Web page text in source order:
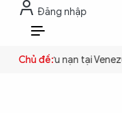
Đăng nhập
VI
Chủ đề:
hộ, cứu nạn tại Venezuela